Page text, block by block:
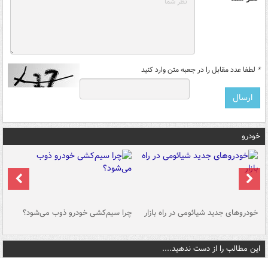
* لطفا عدد مقابل را در جعبه متن وارد کنید
خودرو
خودروهای جدید شیائومی در راه بازار چرا سیم‌کشی خودرو ذوب می‌شود؟
این مطالب را از دست ندهید....